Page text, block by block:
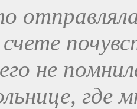
не
где